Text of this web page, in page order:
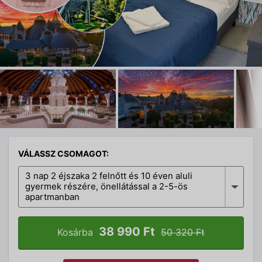
VÁLASSZ CSOMAGOT:
3 nap 2 éjszaka 2 felnőtt és 10 éven aluli
gyermek részére, önellátással a 2-5-ös
apartmanban
Kosárba 38 990 Ft 50 320 Ft